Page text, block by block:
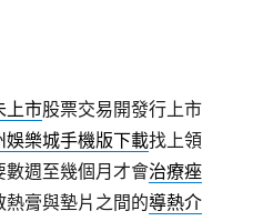
上市股票交易開發行上市
娛樂城手機版下載找上領
週至幾個月才會治療痤
熱膏與墊片之間的導熱介